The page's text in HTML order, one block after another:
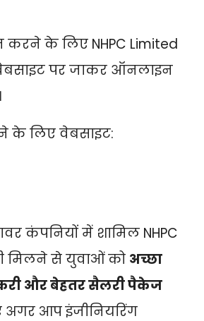
करने के लिए NHPC Limited
पर जाकर ऑनलाइन
के लिए वेबसाइट:
कंपनियों में शामिल NHPC
मिलने से युवाओं को अच्छा
और बेहतर सैलरी पैकेज
अगर आप इंजीनियरिंग